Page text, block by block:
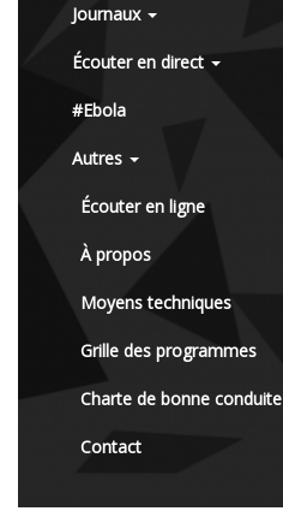
Journaux
Écouter en direct
#Ebola
Autres
Écouter en ligne
À propos
Moyens techniques
Grille des programmes
Charte de bonne conduite
Contact